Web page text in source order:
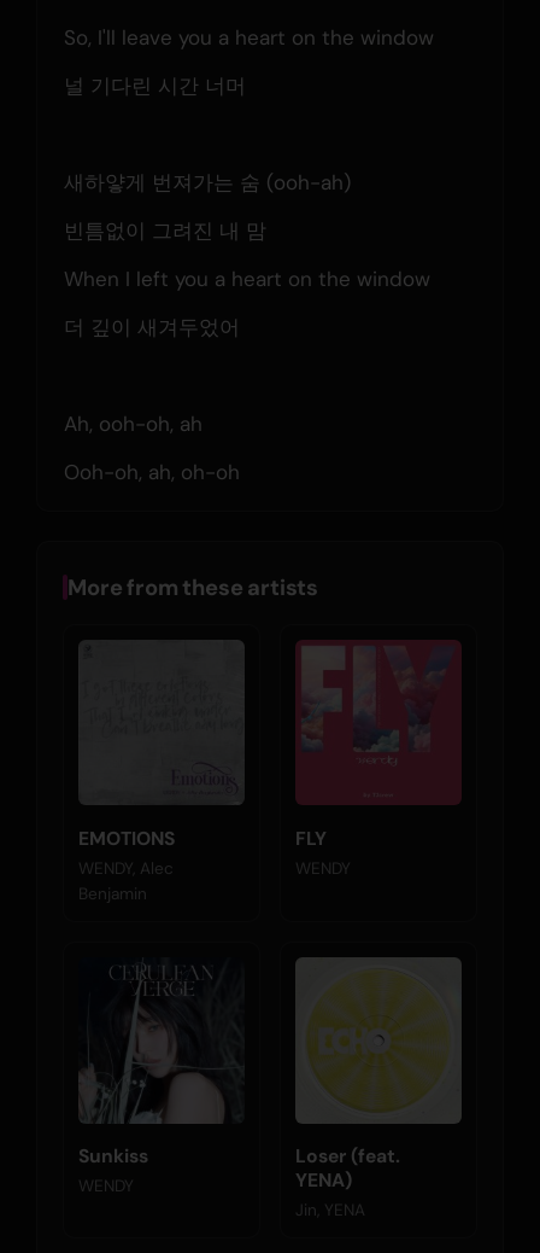
So, I'll leave you a heart on the window
널 기다린 시간 너머
새하얗게 번져가는 숨 (ooh-ah)
빈틈없이 그려진 내 맘
When I left you a heart on the window
더 깊이 새겨두었어
Ah, ooh-oh, ah
Ooh-oh, ah, oh-oh
More from these artists
EMOTIONS
WENDY, Alec
Benjamin
FLY
WENDY
Sunkiss
WENDY
Loser (feat.
YENA)
Jin, YENA